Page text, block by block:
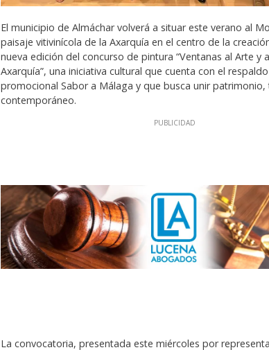
El municipio de Almáchar volverá a situar este verano al
paisaje vitivinícola de la Axarquía en el centro de la
nueva edición del concurso de pintura “Ventanas al Arte y
Axarquía”, una iniciativa cultural que cuenta con el
promocional Sabor a Málaga y que busca unir patrimonio,
contemporáneo.
La convocatoria, presentada este miércoles por